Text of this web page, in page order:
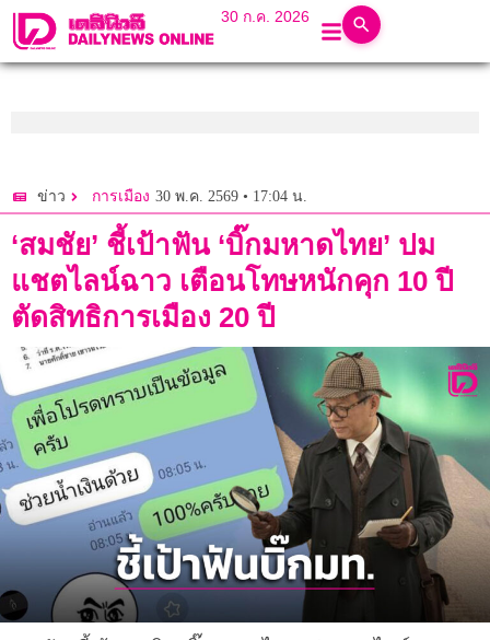
30 ก.ค. 2026
ข่าว การเมือง 30 พ.ค. 2569 • 17:04 น.
‘สมชัย’ ชี้เป้าฟัน ‘บิ๊กมหาดไทย’ ปม
แชตไลน์ฉาว เตือนโทษหนักคุก 10 ปี
ตัดสิทธิการเมือง 20 ปี